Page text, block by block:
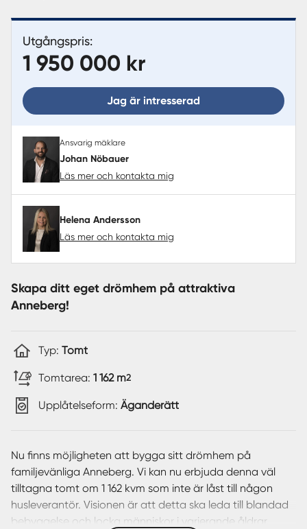
Utgångspris:
1 950 000 kr
Jag är intresserad
Ansvarig mäklare
Johan Nöbauer
Läs mer och kontakta mig
Helena Andersson
Läs mer och kontakta mig
Skapa ditt eget drömhem på attraktiva
Anneberg!
Typ: Tomt
Tomtarea: 1 162 m2
Upplåtelseform: Äganderätt
Nu finns möjligheten att bygga sitt drömhem på
familjevänliga Anneberg. Vi kan nu erbjuda denna väl
tilltagna tomt om 1 162 kvm som inte är låst till någon
husleverantör. Visionen är att detta ska leda till blandad
bebyggelse och locka människor i varierande åldrar.